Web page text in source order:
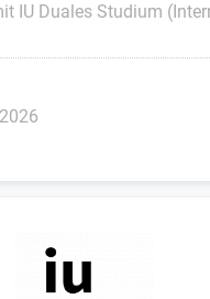
IU Duales Studium